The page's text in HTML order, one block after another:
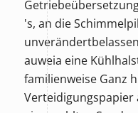
's, an die
auweia eine
familienweise Ganz
Verteidigungspapier